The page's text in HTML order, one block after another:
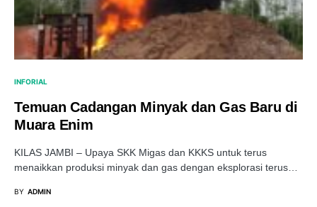
INFORIAL
Temuan Cadangan Minyak dan Gas Baru di
Muara Enim
KILAS JAMBI – Upaya SKK Migas dan KKKS untuk terus
menaikkan produksi minyak dan gas dengan eksplorasi terus…
BY ADMIN